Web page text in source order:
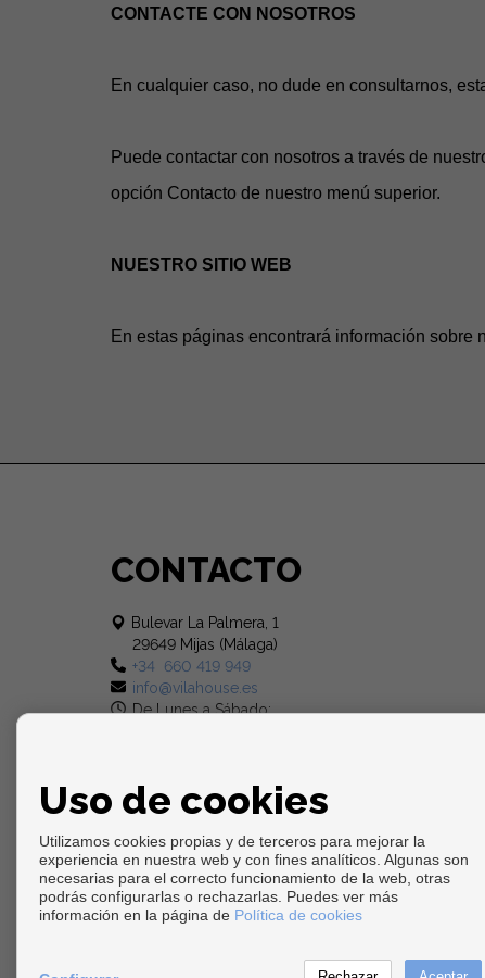
CONTACTE CON NOSOTROS
En cualquier caso, no dude en consultarnos,
Puede contactar con nosotros a través de
opción Contacto de nuestro menú superior.
NUESTRO SITIO WEB
En estas páginas encontrará información
CONTACTO
Bulevar La Palmera, 1
29649 Mijas (Málaga)
+34 660 419 949
info@vilahouse.es
De Lunes a Sábado:
Copyright © 2026. Todos los derechos reservados.
Uso de cookies
Utilizamos cookies propias y de terceros para mejorar la
experiencia en nuestra web y con fines analíticos. Algunas son
necesarias para el correcto funcionamiento de la web, otras
podrás configurarlas o rechazarlas. Puedes ver más
información en la página de Política de cookies